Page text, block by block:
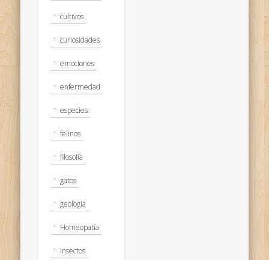
cultivos
curiosidades
emociones
enfermedad
especies
felinos
filosofía
gatos
geologia
Homeopatía
insectos